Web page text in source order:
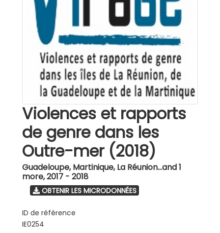
Violences et rapports
de genre dans les
Outre-mer (2018)
Guadeloupe, Martinique, La Réunion...and 1
more,2017 - 2018
OBTENIR LES MICRODONNÉES
ID de référence
IE0254